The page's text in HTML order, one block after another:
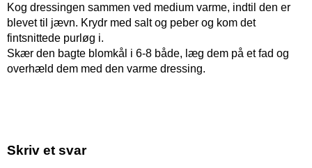
Kog dressingen sammen ved medium varme, indtil den er
blevet til jævn. Krydr med salt og peber og kom det
fintsnittede purløg i.
Skær den bagte blomkål i 6-8 både, læg dem på et fad og
overhæld dem med den varme dressing.
Skriv et svar